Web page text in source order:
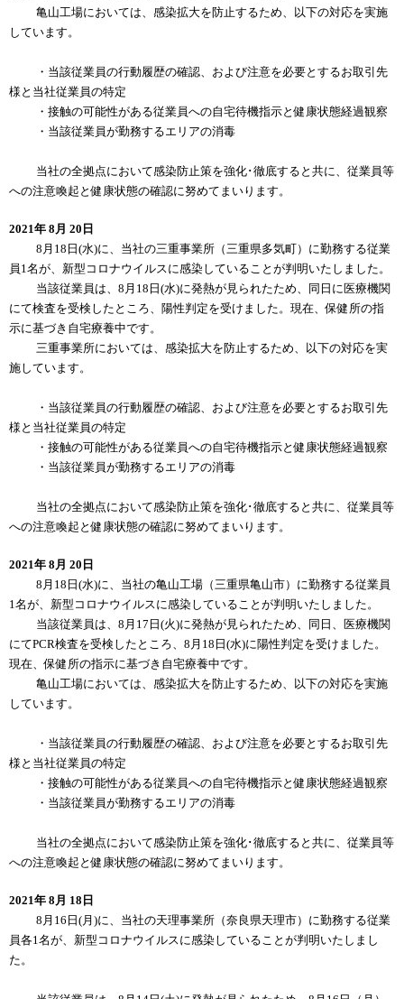
亀山工場においては、感染拡大を防止するため、以下の対応を実施
しています。
・当該従業員の行動履歴の確認、および注意を必要とするお取引先
様と当社従業員の特定
・接触の可能性がある従業員への自宅待機指示と健康状態経過観察
・当該従業員が勤務するエリアの消毒
当社の全拠点において感染防止策を強化･徹底すると共に、従業員等
への注意喚起と健康状態の確認に努めてまいります。
2021年 8月 20日
8月18日(水)に、当社の三重事業所（三重県多気町）に勤務する従業
員1名が、新型コロナウイルスに感染していることが判明いたしました。
当該従業員は、8月18日(水)に発熱が見られたため、同日に医療機関
にて検査を受検したところ、陽性判定を受けました。現在、保健所の指
示に基づき自宅療養中です。
三重事業所においては、感染拡大を防止するため、以下の対応を実
施しています。
・当該従業員の行動履歴の確認、および注意を必要とするお取引先
様と当社従業員の特定
・接触の可能性がある従業員への自宅待機指示と健康状態経過観察
・当該従業員が勤務するエリアの消毒
当社の全拠点において感染防止策を強化･徹底すると共に、従業員等
への注意喚起と健康状態の確認に努めてまいります。
2021年 8月 20日
8月18日(水)に、当社の亀山工場（三重県亀山市）に勤務する従業員
1名が、新型コロナウイルスに感染していることが判明いたしました。
当該従業員は、8月17日(火)に発熱が見られたため、同日、医療機関
にてPCR検査を受検したところ、8月18日(水)に陽性判定を受けました。
現在、保健所の指示に基づき自宅療養中です。
亀山工場においては、感染拡大を防止するため、以下の対応を実施
しています。
・当該従業員の行動履歴の確認、および注意を必要とするお取引先
様と当社従業員の特定
・接触の可能性がある従業員への自宅待機指示と健康状態経過観察
・当該従業員が勤務するエリアの消毒
当社の全拠点において感染防止策を強化･徹底すると共に、従業員等
への注意喚起と健康状態の確認に努めてまいります。
2021年 8月 18日
8月16日(月)に、当社の天理事業所（奈良県天理市）に勤務する従業
員各1名が、新型コロナウイルスに感染していることが判明いたしまし
た。